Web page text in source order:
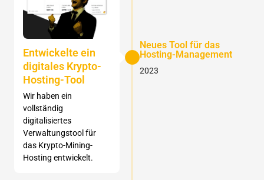
Neues Tool für das
Hosting-Management
2023
Entwickelte ein
digitales Krypto-
Hosting-Tool
Wir haben ein
vollständig
digitalisiertes
Verwaltungstool für
das Krypto-Mining-
Hosting entwickelt.